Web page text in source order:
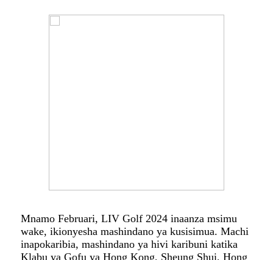
Mnamo Februari, LIV Golf 2024 inaanza msimu
wake, ikionyesha mashindano ya kusisimua. Machi
inapokaribia, mashindano ya hivi karibuni katika
Klabu ya Gofu ya Hong Kong, Sheung Shui, Hong